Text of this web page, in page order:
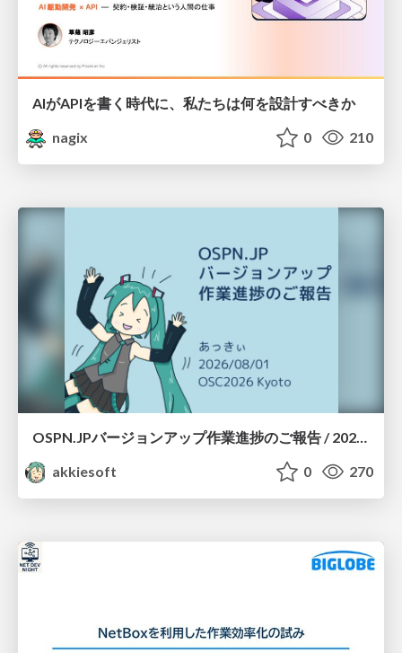
AIがAPIを書く時代に、私たちは何を設計すべきか
nagix
0 210
OSPN.JPバージョンアップ作業進捗のご報告 / 20260801-osc26kyoto
akkiesoft
0 270